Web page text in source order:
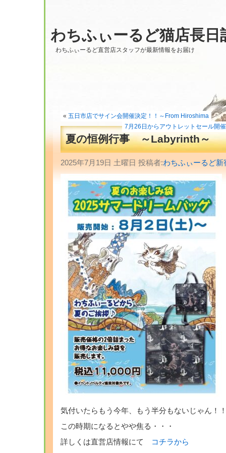
わちふぃーるど猫店長日
わちふぃーるど直営店スタッフが最新情報をお届け
« 五日市店でサイン会開催決定！！～From Hiroshima
7月26日からアウトレットセール開
夏の恒例行事 ～Labyrinth～
2025年7月19日 土曜日 投稿者:わちふぃーるど
気付いたらもう今年、もう半分もないじゃん！
この時期になるとやや焦る・・・
詳しくは直営店情報にて
コチラから